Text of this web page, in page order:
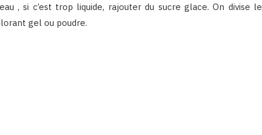
, si c’est trop liquide, rajouter du sucre glace. On divise le
gel ou poudre.